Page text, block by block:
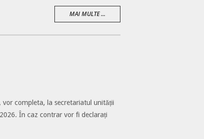
MAI MULTE ...
vor completa, la secretariatul unității
În caz contrar vor fi declarați